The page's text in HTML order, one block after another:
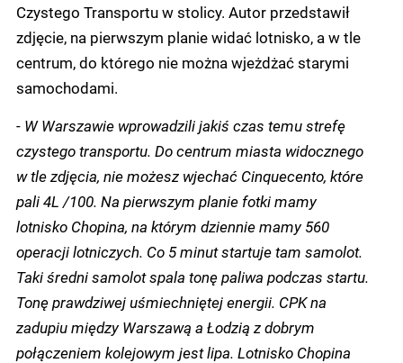
Czystego Transportu w stolicy. Autor przedstawił
zdjęcie, na pierwszym planie widać lotnisko, a w tle
centrum, do którego nie można wjeżdżać starymi
samochodami.
- W Warszawie wprowadzili jakiś czas temu strefę
czystego transportu. Do centrum miasta widocznego
w tle zdjęcia, nie możesz wjechać Cinquecento, które
pali 4L /100. Na pierwszym planie fotki mamy
lotnisko Chopina, na którym dziennie mamy 560
operacji lotniczych. Co 5 minut startuje tam samolot.
Taki średni samolot spala tonę paliwa podczas startu.
Tonę prawdziwej uśmiechniętej energii. CPK na
zadupiu między Warszawą a Łodzią z dobrym
połączeniem kolejowym jest lipa. Lotnisko Chopina